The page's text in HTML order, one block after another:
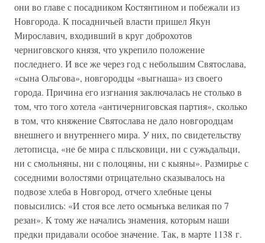
они во главе с посадником Костянтином и побежали из
Новгорода. К посадничьей власти пришел Якун
Мирославич, входивший в круг доброхотов
черниговского князя, что укрепило положение
последнего. И все же через год с небольшим Святослава,
«сына Ольгова», новгородцы «выгнаша» из своего
города. Причина его изгнания заключалась не столько в
том, что того хотела «античерниговская партия», сколько
в том, что княжение Святослава не дало новгородцам
внешнего и внутреннего мира. У них, по свидетельству
летописца, «не бе мира с пльсковици, ни с сужьдальци,
ни с смольняны, ни с полоцяны, ни с кыяны». Размирье с
соседними волостями отрицательно сказывалось на
подвозе хлеба в Новгород, отчего хлебные цены
повысились: «И стоя все лето осмьнъка великая по 7
резан». К тому же начались знамения, которым наши
предки придавали особое значение. Так, в марте 1138 г.